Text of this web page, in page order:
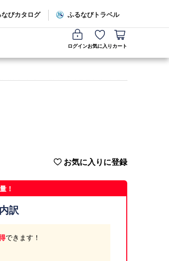
なびカタログ ふるなびトラベル
ログインお気に入り カート
お気に入りに登録
！
訳
できます！